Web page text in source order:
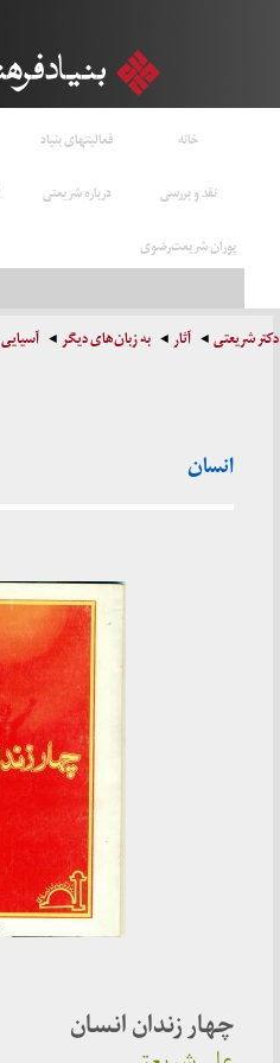
خانه فعالیتهای بنیاد
نقد و بررسی
درباره شریعتی
پوران شریعت‌رضوی
دکتر شریعتی آثار به زبان‌های دیگر آسیایی
انسان
چهار زندان انسان